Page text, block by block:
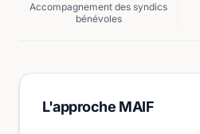
Accompagnement des syndics
bénévoles
L'approche MAIF